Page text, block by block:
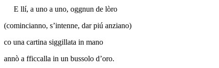
E llí, a uno a uno, oggnun de lòro
(comincianno, s’intenne, dar piú anziano)
co una cartina siggillata in mano
annò a fficcalla in un bussolo d’oro.